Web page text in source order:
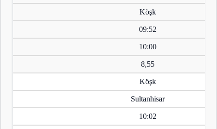
Köşk
09:52
10:00
8,55
Köşk
Sultanhisar
10:02